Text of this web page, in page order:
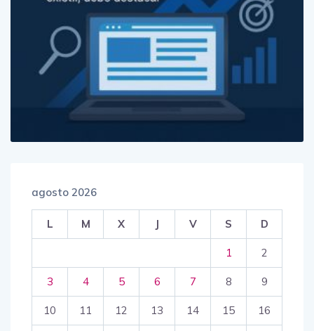
agosto 2026
L M X J V S D
1 2
3 4 5 6 7 8 9
10 11 12 13 14 15 16